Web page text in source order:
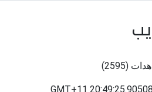
(
2595
)